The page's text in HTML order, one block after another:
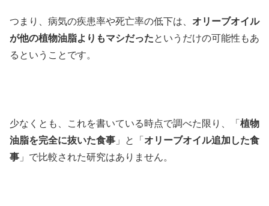
つまり、病気の疾患率や死亡率の低下は、 オリーブオイル
が他の植物油脂よりもマシだったというだけの可能性もあ
るということです。
少なくとも、これを書いている時点で調べた限り、「 植物
油脂を完全に抜いた食事 」と「 オリーブオイル追加した食
事 」で比較された研究はありません。